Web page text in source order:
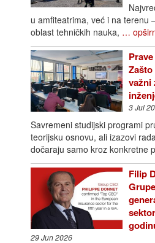
u amfiteatrima, već i na terenu
oblast tehničkih nauka, …
važni
3 Jul
Savremeni studijski programi
teorijsku osnovu, ali izazovi
dočaraju samo kroz konkretne
Filip
29 Jun 2026